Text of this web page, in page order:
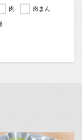
肉
肉まん